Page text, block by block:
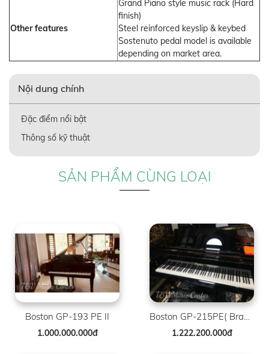
Other features
Grand Piano style music rack (Hard
finish)
Steel reinforced keyslip & keybed
Sostenuto pedal model is available
depending on market area.
Nội dung chính
Đặc điểm nổi bật
Thông số kỹ thuật
SẢN PHẨM CÙNG LOẠI
Boston GP-193 PE II
1.000.000.000đ 1.222.200.000đ